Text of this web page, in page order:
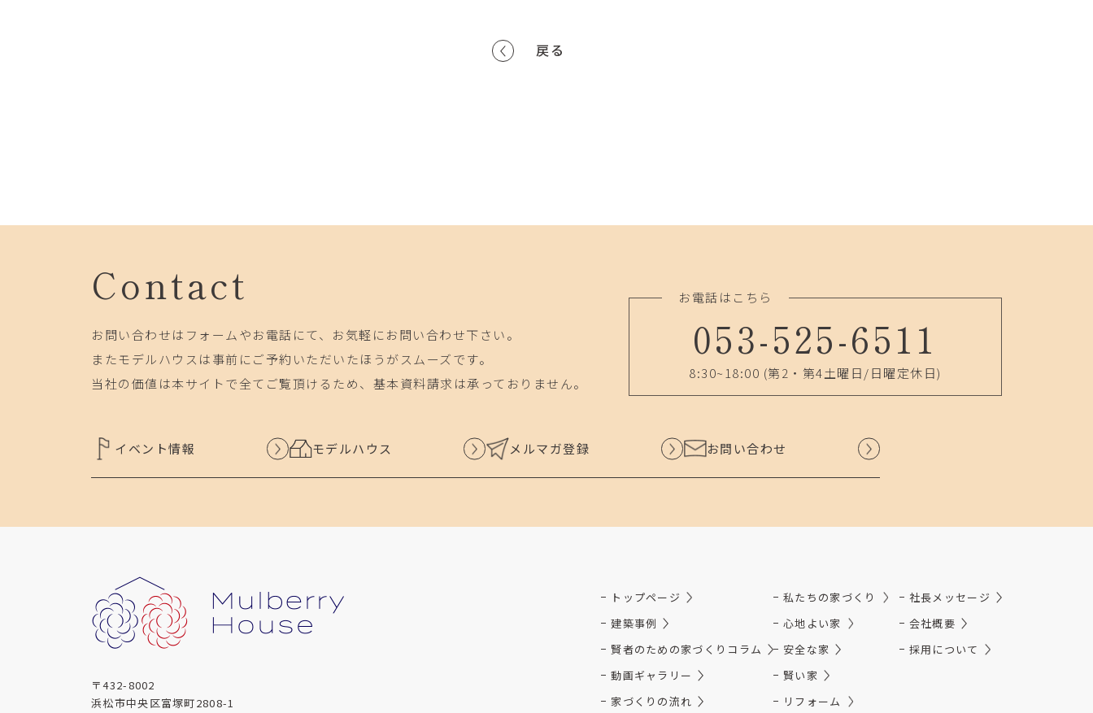
戻る
Contact
お問い合わせはフォームやお電話にて、お気軽にお問い合わせ下さい。
またモデルハウスは事前にご予約いただいたほうがスムーズです。
当社の価値は本サイトで全てご覧頂けるため、基本資料請求は承っておりません。
お電話はこちら
053-525-6511
8:30~18:00 (第2・第4土曜日/日曜定休日)
イベント情報 モデルハウス メルマガ登録 お問い合わせ
〒432-8002
浜松市中央区富塚町2808-1
トップページ
建築事例
賢者のための家づくりコラム
動画ギャラリー
家づくりの流れ
私たちの家づくり
心地よい家
安全な家
賢い家
リフォーム
社長メッセージ
会社概要
採用について